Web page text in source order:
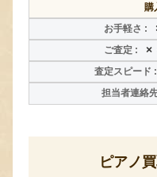
購
×
ピアノ